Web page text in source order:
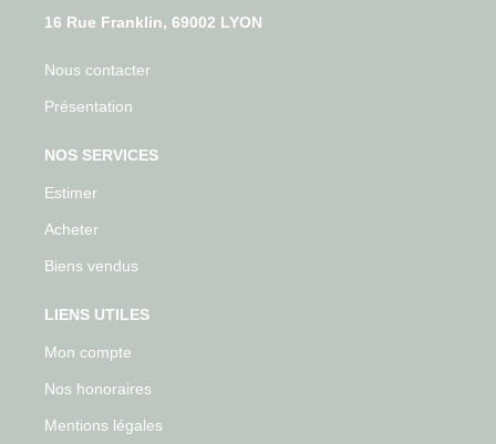
16 Rue Franklin, 69002 LYON
Nous contacter
Présentation
NOS SERVICES
Estimer
Acheter
Biens vendus
LIENS UTILES
Mon compte
Nos honoraires
Mentions légales